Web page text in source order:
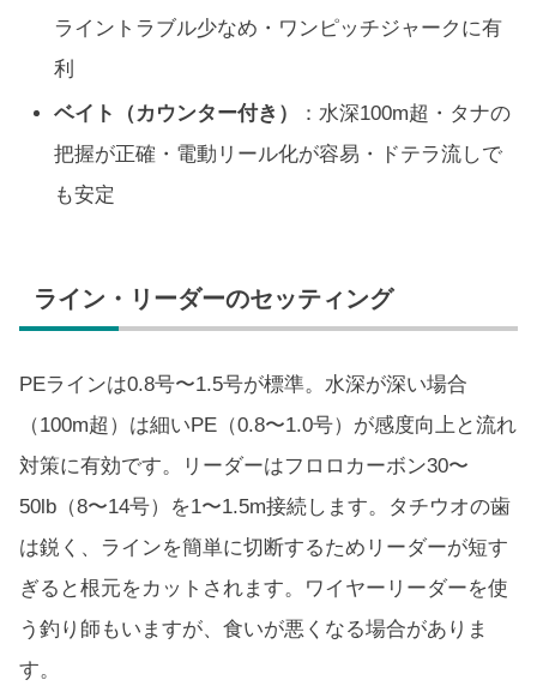
ライントラブル少なめ・ワンピッチジャークに有
利
ベイト（カウンター付き）
：水深100m超・タナの
把握が正確・電動リール化が容易・ドテラ流しで
も安定
ライン・リーダーのセッティング
PEラインは0.8号〜1.5号が標準。水深が深い場合
（100m超）は細いPE（0.8〜1.0号）が感度向上と流れ
対策に有効です。リーダーはフロロカーボン30〜
50lb（8〜14号）を1〜1.5m接続します。タチウオの歯
は鋭く、ラインを簡単に切断するためリーダーが短す
ぎると根元をカットされます。ワイヤーリーダーを使
う釣り師もいますが、食いが悪くなる場合がありま
す。